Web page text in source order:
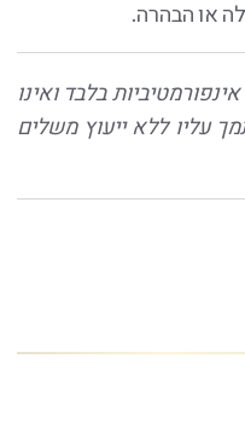
או הבהרה.
בלבד ואינו
עליו ללא ייעוץ משלים